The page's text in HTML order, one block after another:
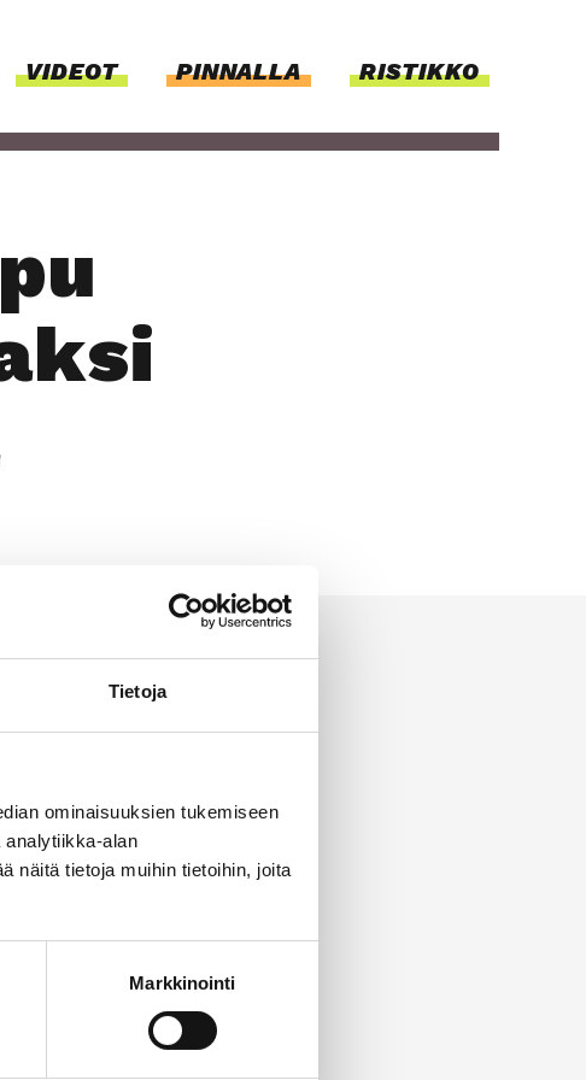
Tietoja
ominaisuuksien tukemiseen
analytiikka-alan
näitä tietoja muihin tietoihin, joita
Markkinointi
VIDEOT PIN­NAL­LA RISTIKKO